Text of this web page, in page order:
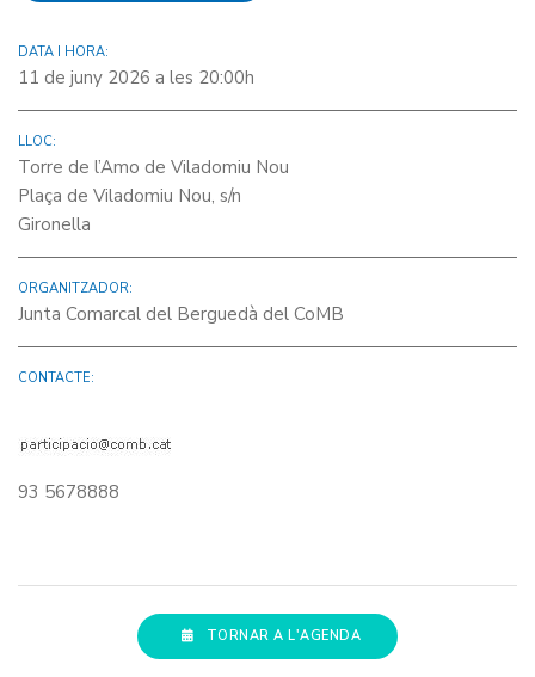
DATA I HORA:
11 de juny 2026 a les 20:00h
LLOC:
Torre de l’Amo de Viladomiu Nou
Plaça de Viladomiu Nou, s/n
Gironella
ORGANITZADOR:
Junta Comarcal del Berguedà del CoMB
CONTACTE:
93 5678888
TORNAR A L'AGENDA